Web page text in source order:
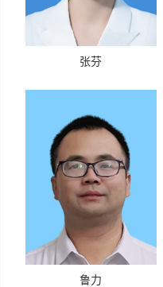
张芬
鲁力